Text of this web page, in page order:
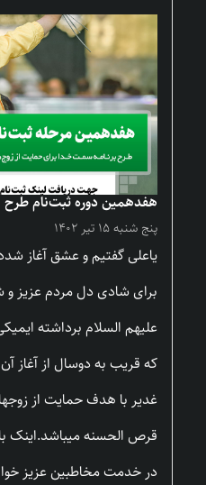
هفدهمین دوره ثبت‌نام طرح
پنج شنبه ۱۵ تیر ۱۴۰۲
یاعلی گفتیم و عشق آغاز
برای شادی دل مردم عزیز
علیهم السلام برداشته
که قریب به دوسال از آغاز
غدیر با هدف حمایت از
قرص الحسنه میباشد.اینک
در خدمت مخاطبین عزیز